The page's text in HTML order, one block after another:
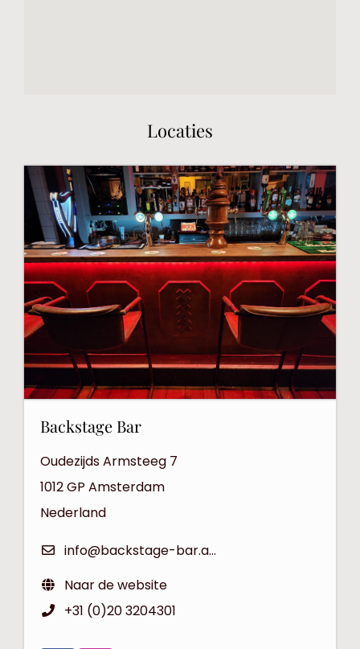
Locaties
Backstage Bar
Oudezijds Armsteeg 7
1012 GP Amsterdam
Nederland
info@backstage-bar.amsterdam
Naar de website
+31 (0)20 3204301